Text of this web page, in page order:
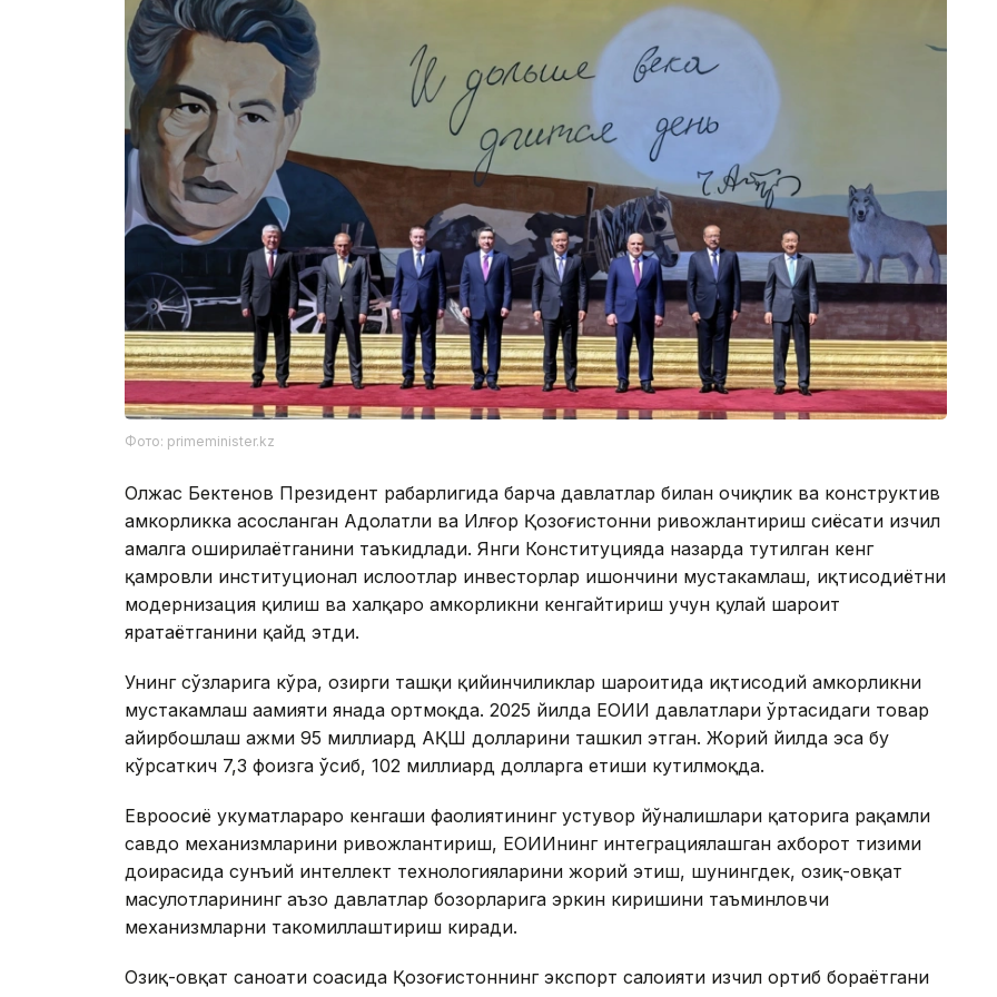
Фото: primeminister.kz
Олжас Бектенов Президент раҳбарлигида барча давлатлар билан очиқлик ва конструктив
ҳамкорликка асосланган Адолатли ва Илғор Қозоғистонни ривожлантириш сиёсати изчил
амалга оширилаётганини таъкидлади. Янги Конституцияда назарда тутилган кенг
қамровли институционал ислоҳотлар инвесторлар ишончини мустаҳкамлаш, иқтисодиётни
модернизация қилиш ва халқаро ҳамкорликни кенгайтириш учун қулай шароит
яратаётганини қайд этди.
Унинг сўзларига кўра, ҳозирги ташқи қийинчиликлар шароитида иқтисодий ҳамкорликни
мустаҳкамлаш аҳамияти янада ортмоқда. 2025 йилда ЕОИИ давлатлари ўртасидаги товар
айирбошлаш ҳажми 95 миллиард АҚШ долларини ташкил этган. Жорий йилда эса бу
кўрсаткич 7,3 фоизга ўсиб, 102 миллиард долларга етиши кутилмоқда.
Евроосиё ҳукуматлараро кенгаши фаолиятининг устувор йўналишлари қаторига рақамли
савдо механизмларини ривожлантириш, ЕОИИнинг интеграциялашган ахборот тизими
доирасида сунъий интеллект технологияларини жорий этиш, шунингдек, озиқ-овқат
маҳсулотларининг аъзо давлатлар бозорларига эркин киришини таъминловчи
механизмларни такомиллаштириш киради.
Озиқ-овқат саноати соҳасида Қозоғистоннинг экспорт салоҳияти изчил ортиб бораётгани